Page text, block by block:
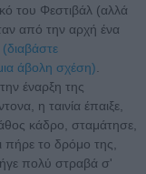
του Φεστιβάλ (αλλά
από την αρχή ένα
(διαβάστε
άβολη σχέση)
έναρξη της
η ταινία έπαιξε,
κάδρο, σταμάτησε,
πήρε το δρόμο της,
πολύ στραβά σ'